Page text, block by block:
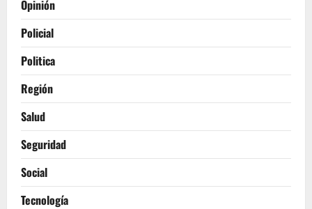
Opinión
Policial
Politica
Región
Salud
Seguridad
Social
Tecnología